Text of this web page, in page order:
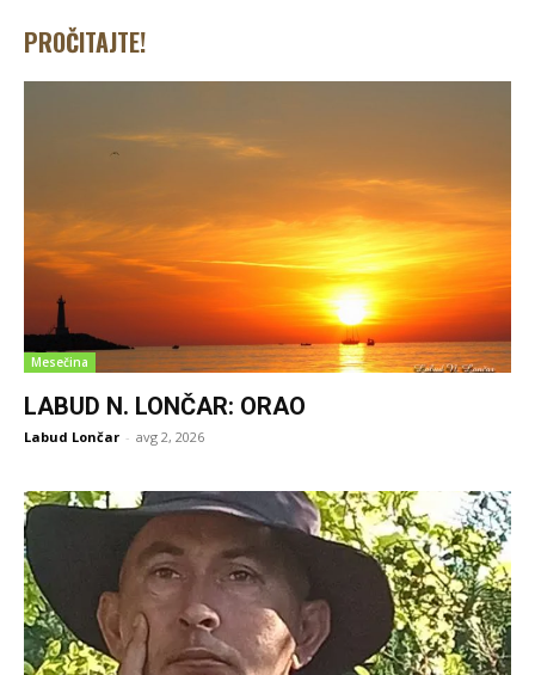
PROČITAJTE!
Mesečina
LABUD N. LONČAR: ORAO
Labud Lončar - avg 2, 2026